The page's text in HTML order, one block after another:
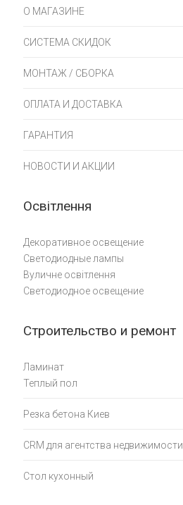
О МАГАЗИНЕ
СИСТЕМА СКИДОК
МОНТАЖ / СБОРКА
ОПЛАТА И ДОСТАВКА
ГАРАНТИЯ
НОВОСТИ И АКЦИИ
Освітлення
Декоративное освещение
Светодиодные лампы
Вуличне освітлення
Светодиодное освещение
Строительство и ремонт
Ламинат
Теплый пол
Резка бетона Киев
CRM для агентства недвижимости
Стол кухонный